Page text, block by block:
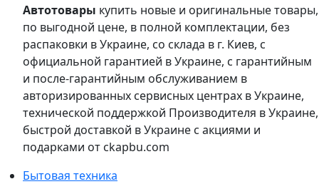
Автотовары купить новые и оригинальные товары,
по выгодной цене, в полной комплектации, без
распаковки в Украине, со склада в г. Киев, с
официальной гарантией в Украине, с гарантийным
и после-гарантийным обслуживанием в
авторизированных сервисных центрах в Украине,
технической поддержкой Производителя в Украине,
быстрой доставкой в Украине с акциями и
подарками от ckapbu.com
Бытовая техника